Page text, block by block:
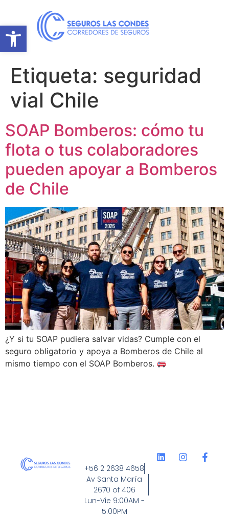
Abrir barra de herramientas
Etiqueta: seguridad
vial Chile
SOAP Bomberos: cómo tu
flota o tus colaboradores
pueden apoyar a Bomberos
de Chile
¿Y si tu SOAP pudiera salvar vidas? Cumple con el
seguro obligatorio y apoya a Bomberos de Chile al
mismo tiempo con el SOAP Bomberos.
+56 2 2638 4658
Av Santa María
2670 of 406
Lun-Vie 9:00AM -
5:00PM